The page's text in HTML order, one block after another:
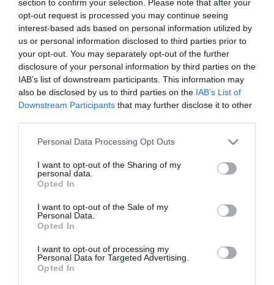
section to confirm your selection. Please note that after your
opt-out request is processed you may continue seeing
interest-based ads based on personal information utilized by
us or personal information disclosed to third parties prior to
your opt-out. You may separately opt-out of the further
disclosure of your personal information by third parties on the
IAB’s list of downstream participants. This information may
also be disclosed by us to third parties on the IAB’s List of
Downstream Participants that may further disclose it to other
Personal Data Processing Opt Outs
I want to opt-out of the Sharing of my
personal data.
Opted In
I want to opt-out of the Sale of my
Personal Data.
Opted In
I want to opt-out of processing my
Personal Data for Targeted Advertising.
Opted In
LAISSER UN COMMENTAIRE
FAIRE UN DON
Appel aux lecteurs !
Soutenez Air Journal participezà son
développement !
NOUS SOUTENIR
DERNIERS COMMENTAIRES